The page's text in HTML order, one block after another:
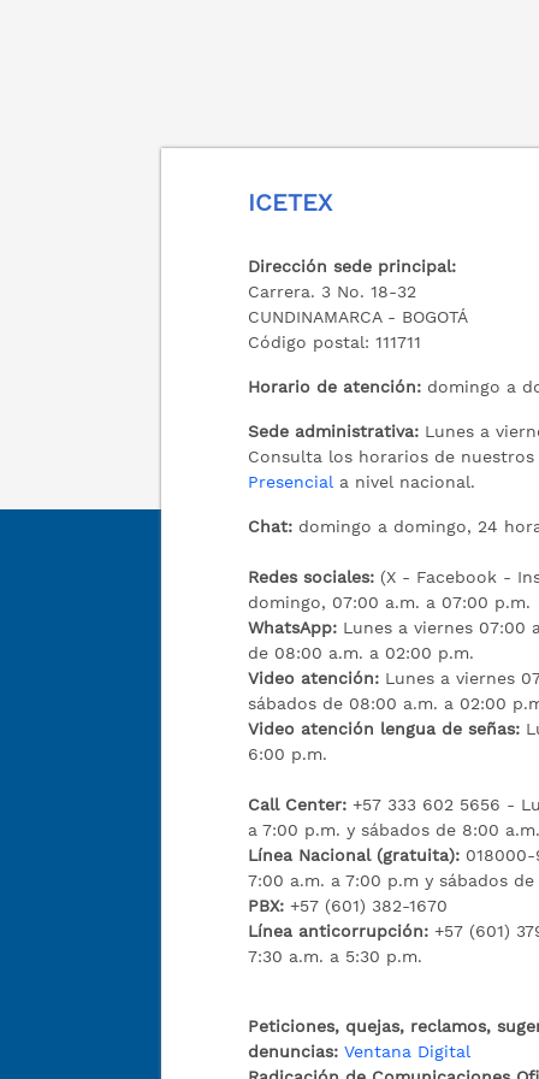
ICETEX
Dirección sede principal:
Carrera. 3 No. 18-32
CUNDINAMARCA - BOGOTÁ
Código postal: 111711
Horario de atención: domingo a
Sede administrativa: Lunes a
Consulta los horarios de nuestros
Presencial a nivel nacional.
Chat: domingo a domingo, 24
Redes sociales: (X - Facebook -
domingo, 07:00 a.m. a 07:00 p.m.
WhatsApp: Lunes a viernes 07:00
de 08:00 a.m. a 02:00 p.m.
Video atención: Lunes a viernes
sábados de 08:00 a.m. a 02:00
Video atención lengua de señas:
6:00 p.m.
Call Center:+57 333 602 5656 -
a 7:00 p.m. y sábados de 8:00
Línea Nacional (gratuita): 018000-
7:00 a.m. a 7:00 p.m y sábados
PBX:+57 (601) 382-1670
Línea anticorrupción:+57 (601)
7:30 a.m. a 5:30 p.m.
Peticiones, quejas, reclamos,
denuncias: Ventana Digital